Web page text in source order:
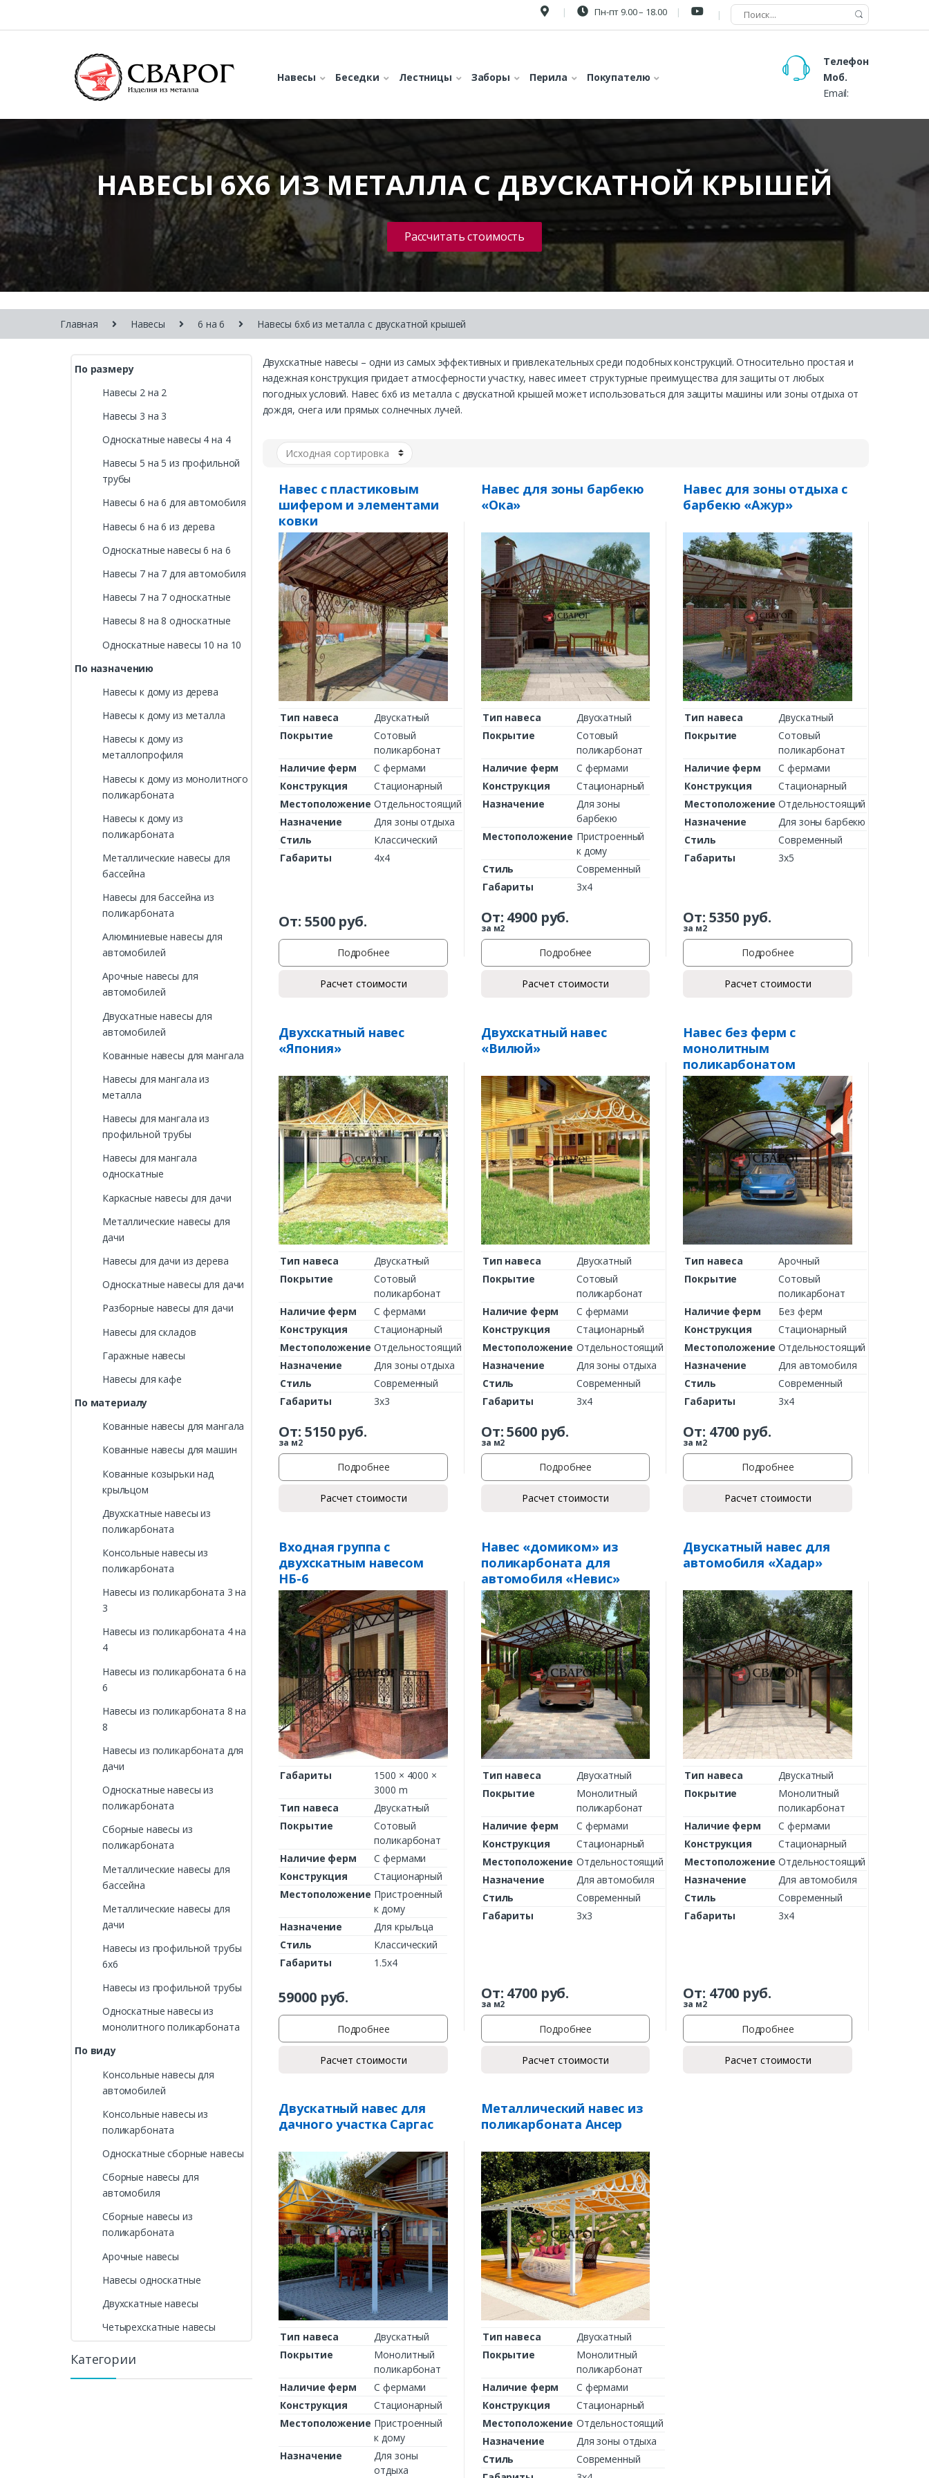
Заказать
Ваше имя*
Комментарий к заказу
Пн-пт 9.00 – 18.00
Навесы Беседки Лестницы Заборы Перила Покупателю
Телефон
Моб.
Email:
НАВЕСЫ 6Х6 ИЗ МЕТАЛЛА С ДВУСКАТНОЙ КРЫШЕЙ
Рассчитать стоимость
Главная Навесы 6 на 6 Навесы 6х6 из металла с двускатной крышей
Двухскатные навесы – одни из самых эффективных и привлекательных среди подобных конструкций. Относительно простая и
надежная конструкция придает атмосферности участку, навес имеет структурные преимущества для защиты от любых
погодных условий. Навес 6х6 из металла с двускатной крышей может использоваться для защиты машины или зоны отдыха от
дождя, снега или прямых солнечных лучей.
Навес с пластиковым
шифером и элементами
ковки
Тип навеса
Двускатный
Покрытие
Сотовый
поликарбонат
Наличие ферм
С фермами
Конструкция
Стационарный
Местоположение Отдельностоящий
Назначение
Для зоны отдыха
Стиль
Классический
Габариты
4х4
От: 5500руб.
Подробнее
Расчет стоимости
Навес для зоны барбекю
«Ока»
Тип навеса
Двускатный
Покрытие
Сотовый
поликарбонат
Наличие ферм
С фермами
Конструкция
Стационарный
Назначение
Для зоны
барбекю
Местоположение Пристроенный
к дому
Стиль
Современный
Габариты
3х4
От: 4900руб.
за м2
Подробнее
Расчет стоимости
Навес для зоны отдыха с
барбекю «Ажур»
Тип навеса
Двускатный
Покрытие
Сотовый
поликарбонат
Наличие ферм
С фермами
Конструкция
Стационарный
Местоположение Отдельностоящий
Назначение
Для зоны барбекю
Стиль
Современный
Габариты
3х5
От: 5350 руб.
за м2
Подробнее
Расчет стоимости
Двухскатный навес
«Япония»
Тип навеса
Двускатный
Покрытие
Сотовый
поликарбонат
Наличие ферм
С фермами
Конструкция
Стационарный
Местоположение Отдельностоящий
Назначение
Для зоны отдыха
Стиль
Современный
Габариты
3х3
От: 5150руб.
за м2
Подробнее
Расчет стоимости
Двухскатный навес
«Вилюй»
Тип навеса
Двускатный
Покрытие
Сотовый
поликарбонат
Наличие ферм
С фермами
Конструкция
Стационарный
Местоположение Отдельностоящий
Назначение
Для зоны отдыха
Стиль
Современный
Габариты
3х4
От:5600руб.
за м2
Подробнее
Расчет стоимости
Навес без ферм с
монолитным
поликарбонатом
«Кротон»
Тип навеса
Арочный
Покрытие
Сотовый
поликарбонат
Наличие ферм
Без ферм
Конструкция
Стационарный
Местоположение Отдельностоящий
Назначение
Для автомобиля
Стиль
Современный
Габариты
3х4
От: 4700 руб.
за м2
Подробнее
Расчет стоимости
Входная группа с
двухскатным навесом
НБ-6
Габариты
1500 × 4000 ×
3000 m
Тип навеса
Двускатный
Покрытие
Сотовый
поликарбонат
Наличие ферм
С фермами
Конструкция
Стационарный
Местоположение Пристроенный
к дому
Назначение
Для крыльца
Стиль
Классический
Габариты
1.5х4
59000руб.
Подробнее
Расчет стоимости
Навес «домиком» из
поликарбоната для
автомобиля «Невис»
Тип навеса
Двускатный
Покрытие
Монолитный
поликарбонат
Наличие ферм
С фермами
Конструкция
Стационарный
Местоположение Отдельностоящий
Назначение
Для автомобиля
Стиль
Современный
Габариты
3х3
От: 4700руб.
за м2
Подробнее
Расчет стоимости
Двускатный навес для
автомобиля «Хадар»
Тип навеса
Двускатный
Покрытие
Монолитный
поликарбонат
Наличие ферм
С фермами
Конструкция
Стационарный
Местоположение Отдельностоящий
Назначение
Для автомобиля
Стиль
Современный
Габариты
3х4
От: 4700 руб.
за м2
Подробнее
Расчет стоимости
Двускатный навес для
дачного участка Саргас
Тип навеса
Двускатный
Покрытие
Монолитный
поликарбонат
Наличие ферм
С фермами
Конструкция
Стационарный
Местоположение Пристроенный
к дому
Назначение
Для зоны
отдыха
Металлический навес из
поликарбоната Ансер
Тип навеса
Двускатный
Покрытие
Монолитный
поликарбонат
Наличие ферм
С фермами
Конструкция
Стационарный
Местоположение Отдельностоящий
Назначение
Для зоны отдыха
Стиль
Современный
По размеру
Навесы 2 на 2
Навесы 3 на 3
Односкатные навесы 4 на 4
Навесы 5 на 5 из профильной
трубы
Навесы 6 на 6 для автомобиля
Навесы 6 на 6 из дерева
Односкатные навесы 6 на 6
Навесы 7 на 7 для автомобиля
Навесы 7 на 7 односкатные
Навесы 8 на 8 односкатные
Односкатные навесы 10 на 10
По назначению
Навесы к дому из дерева
Навесы к дому из металла
Навесы к дому из
металлопрофиля
Навесы к дому из монолитного
поликарбоната
Навесы к дому из
поликарбоната
Металлические навесы для
бассейна
Навесы для бассейна из
поликарбоната
Алюминиевые навесы для
автомобилей
Арочные навесы для
автомобилей
Двускатные навесы для
автомобилей
Кованные навесы для мангала
Навесы для мангала из
металла
Навесы для мангала из
профильной трубы
Навесы для мангала
односкатные
Каркасные навесы для дачи
Металлические навесы для
дачи
Навесы для дачи из дерева
Односкатные навесы для дачи
Разборные навесы для дачи
Навесы для складов
Гаражные навесы
Навесы для кафе
По материалу
Кованные навесы для мангала
Кованные навесы для машин
Кованные козырьки над
крыльцом
Двухскатные навесы из
поликарбоната
Консольные навесы из
поликарбоната
Навесы из поликарбоната 3 на
3
Навесы из поликарбоната 4 на
4
Навесы из поликарбоната 6 на
6
Навесы из поликарбоната 8 на
8
Навесы из поликарбоната для
дачи
Односкатные навесы из
поликарбоната
Сборные навесы из
поликарбоната
Металлические навесы для
бассейна
Металлические навесы для
дачи
Навесы из профильной трубы
6х6
Навесы из профильной трубы
Односкатные навесы из
монолитного поликарбоната
По виду
Консольные навесы для
автомобилей
Консольные навесы из
поликарбоната
Односкатные сборные навесы
Сборные навесы для
автомобиля
Сборные навесы из
поликарбоната
Арочные навесы
Навесы односкатные
Двухскатные навесы
Четырехскатные навесы
Категории